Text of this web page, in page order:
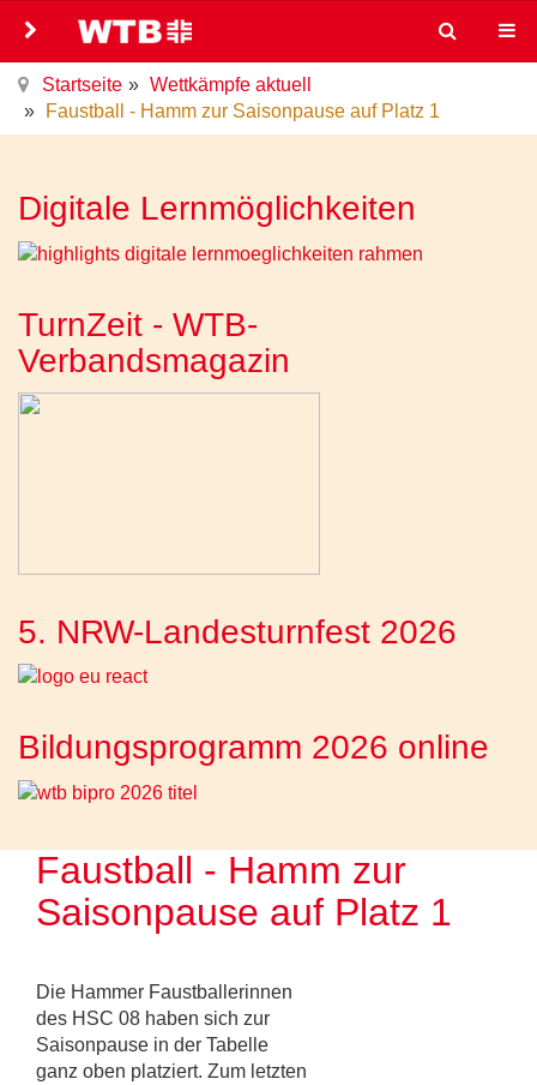
Startseite
Wettkämpfe aktuell
Faustball - Hamm zur Saisonpause auf Platz 1
Digitale Lernmöglichkeiten
TurnZeit - WTB-
Verbandsmagazin
5. NRW-Landesturnfest 2026
Bildungsprogramm 2026 online
Faustball - Hamm zur
Saisonpause auf Platz 1
Die Hammer Faustballerinnen
des HSC 08 haben sich zur
Saisonpause in der Tabelle
ganz oben platziert. Zum letzten